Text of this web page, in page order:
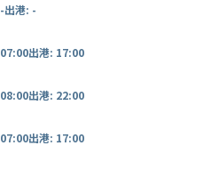
-出港: -
07:00出港: 17:00
08:00出港: 22:00
07:00出港: 17:00